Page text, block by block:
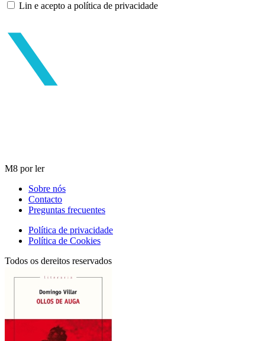
Lin e acepto a política de privacidade
M8 por ler
Sobre nós
Contacto
Preguntas frecuentes
Política de privacidade
Política de Cookies
Todos os dereitos reservados